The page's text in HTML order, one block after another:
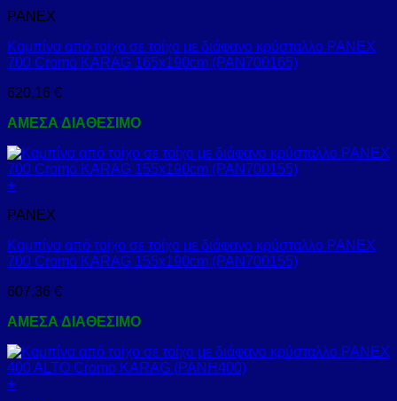
PANEX
Καμπίνα από τοίχο σε τοίχο με διάφανο κρύσταλλο PANEX
700 Cromo KARAG 165x190cm (PAN700165)
620,16 €
ΑΜΕΣΑ ΔΙΑΘΕΣΙΜΟ
+
PANEX
Καμπίνα από τοίχο σε τοίχο με διάφανο κρύσταλλο PANEX
700 Cromo KARAG 155x190cm (PAN700155)
607,36 €
ΑΜΕΣΑ ΔΙΑΘΕΣΙΜΟ
+